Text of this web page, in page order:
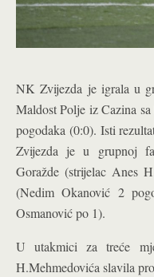
NK Zvijezda je igrala u
Maldost Polje iz Cazina
pogodaka (0:0). Isti
Zvijezda je u grupnoj
Goražde (strijelac Anes
(Nedim Okanović 2
Osmanović po 1).
U utakmici za treće
H.Mehmedovića slavila